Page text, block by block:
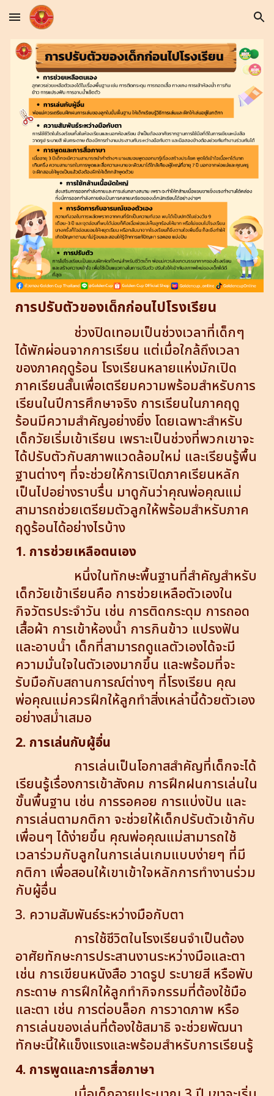
Skip to main content Skip to navigation
การปรับตัวของเด็กก่อนไปโรงเรียน
ช่วงปิดเทอมเป็นช่วงเวลาที่เด็กๆ
ได้พักผ่อนจากการเรียน แต่เมื่อใกล้ถึงเวลา
ของภาคฤดูร้อน โรงเรียนหลายแห่งมักเปิด
ภาคเรียนสั้นเพื่อเตรียมความพร้อมสำหรับการ
เรียนในปีการศึกษาจริง การเรียนในภาคฤดู
ร้อนมีความสำคัญอย่างยิ่ง โดยเฉพาะสำหรับ
เด็กวัยเริ่มเข้าเรียน เพราะเป็นช่วงที่พวกเขาจะ
ได้ปรับตัวกับสภาพแวดล้อมใหม่ และเรียนรู้พื้น
ฐานต่างๆ ที่จะช่วยให้การเปิดภาคเรียนหลัก
เป็นไปอย่างราบรื่น มาดูกันว่าคุณพ่อคุณแม่
สามารถช่วยเตรียมตัวลูกให้พร้อมสำหรับภาค
ฤดูร้อนได้อย่างไรบ้าง
1. การช่วยเหลือตนเอง
หนึ่งในทักษะพื้นฐานที่สำคัญสำหรับ
เด็กวัยเข้าเรียนคือ การช่วยเหลือตัวเองใน
กิจวัตรประจำวัน เช่น การติดกระดุม การถอด
เสื้อผ้า การเข้าห้องน้ำ การกินข้าว แปรงฟัน
และอาบน้ำ เด็กที่สามารถดูแลตัวเองได้จะมี
ความมั่นใจในตัวเองมากขึ้น และพร้อมที่จะ
รับมือกับสถานการณ์ต่างๆ ที่โรงเรียน คุณ
พ่อคุณแม่ควรฝึกให้ลูกทำสิ่งเหล่านี้ด้วยตัวเอง
อย่างสม่ำเสมอ
2. การเล่นกับผู้อื่น
การเล่นเป็นโอกาสสำคัญที่เด็กจะได้
เรียนรู้เรื่องการเข้าสังคม การฝึกฝนการเล่นใน
ขั้นพื้นฐาน เช่น การรอคอย การแบ่งปัน และ
การเล่นตามกติกา จะช่วยให้เด็กปรับตัวเข้ากับ
เพื่อนๆ ได้ง่ายขึ้น คุณพ่อคุณแม่สามารถใช้
เวลาร่วมกับลูกในการเล่นเกมแบบง่ายๆ ที่มี
กติกา เพื่อสอนให้เขาเข้าใจหลักการทำงานร่วม
กับผู้อื่น
3. ความสัมพันธ์ระหว่างมือกับตา
การใช้ชีวิตในโรงเรียนจำเป็นต้อง
อาศัยทักษะการประสานงานระหว่างมือและตา
เช่น การเขียนหนังสือ วาดรูป ระบายสี หรือพับ
กระดาษ การฝึกให้ลูกทำกิจกรรมที่ต้องใช้มือ
และตา เช่น การต่อบล็อก การวาดภาพ หรือ
การเล่นของเล่นที่ต้องใช้สมาธิ จะช่วยพัฒนา
ทักษะนี้ให้แข็งแรงและพร้อมสำหรับการเรียนรู้
4. การพูดและการสื่อภาษา